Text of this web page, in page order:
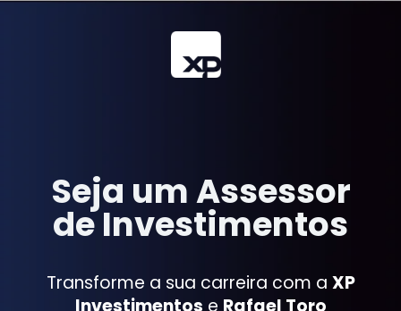
Seja umAssessor
de Investimentos
Transforme a sua carreira com a XP
Investimentos e Rafael Toro